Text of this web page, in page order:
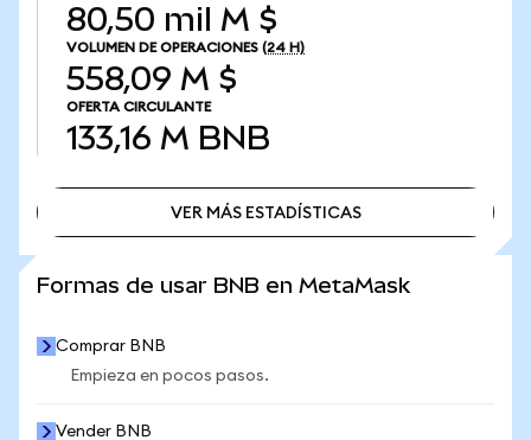
80,50 mil M $
VOLUMEN DE OPERACIONES (24 H)
558,09 M $
OFERTA CIRCULANTE
133,16 M BNB
VER MÁS ESTADÍSTICAS
Formas de usar BNB en MetaMask
Comprar BNB
Empieza en pocos pasos.
Vender BNB